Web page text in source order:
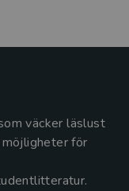
väcker läslust
för